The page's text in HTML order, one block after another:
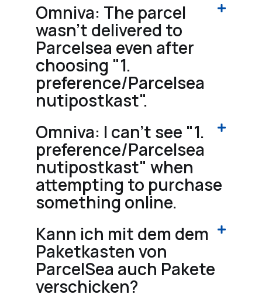
Omniva: The parcel
wasn't delivered to
Parcelsea even after
choosing "1.
preference/Parcelsea
nutipostkast".
Omniva: I can't see "1.
preference/Parcelsea
nutipostkast" when
attempting to purchase
something online.
Kann ich mit dem dem
Paketkasten von
ParcelSea auch Pakete
verschicken?